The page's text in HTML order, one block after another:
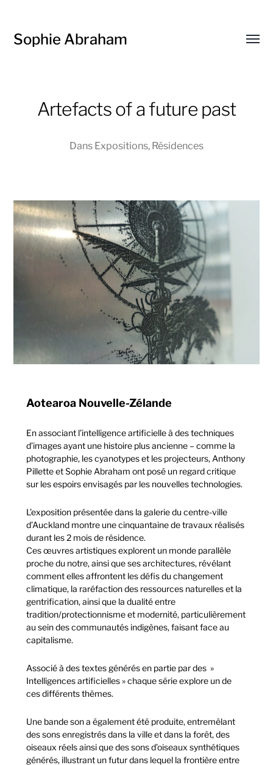
Sophie Abraham
Artefacts of a future past
Dans Expositions, Résidences
Aotearoa Nouvelle-Zélande
En associant l’intelligence artificielle à des techniques
d’images ayant une histoire plus ancienne – comme la
photographie, les cyanotypes et les projecteurs, Anthony
Pillette et Sophie Abraham ont posé un regard critique
sur les espoirs envisagés par les nouvelles technologies.
L’exposition présentée dans la galerie du centre-ville
d’Auckland montre une cinquantaine de travaux réalisés
durant les 2 mois de résidence.
Ces œuvres artistiques explorent un monde parallèle
proche du notre, ainsi que ses architectures, révélant
comment elles affrontent les défis du changement
climatique, la raréfaction des ressources naturelles et la
gentrification, ainsi que la dualité entre
tradition/protectionnisme et modernité, particulièrement
au sein des communautés indigènes, faisant face au
capitalisme.
Associé à des textes générés en partie par des »
Intelligences artificielles » chaque série explore un de
ces différents thèmes.
Une bande son a également été produite, entremêlant
des sons enregistrés dans la ville et dans la forêt, des
oiseaux réels ainsi que des sons d’oiseaux synthétiques
générés, illustrant un futur dans lequel la frontière entre